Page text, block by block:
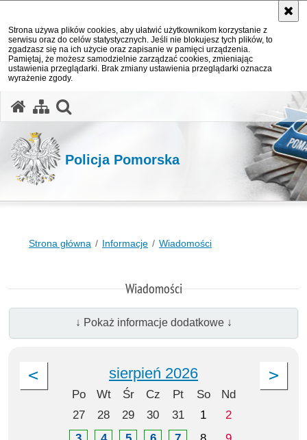
Strona używa plików cookies, aby ułatwić użytkownikom korzystanie z
serwisu oraz do celów statystycznych. Jeśli nie blokujesz tych plików, to
zgadzasz się na ich użycie oraz zapisanie w pamięci urządzenia.
Pamiętaj, że możesz samodzielnie zarządzać cookies, zmieniając
ustawienia przeglądarki. Brak zmiany ustawienia przeglądarki oznacza
wyrażenie zgody.
Policja Pomorska
Strona główna Informacje Wiadomości
Wiadomości
↓ Pokaż informacje dodatkowe ↓
sierpień 2026
Po Wt Śr Cz Pt So
Nd
27
28 29 30 31 1
2